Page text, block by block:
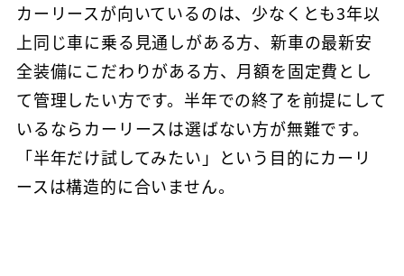
カーリースが向いているのは、少なくとも3年以
上同じ車に乗る見通しがある方、新車の最新安
全装備にこだわりがある方、月額を固定費とし
て管理したい方です。半年での終了を前提にして
いるならカーリースは選ばない方が無難です。
「半年だけ試してみたい」という目的にカーリ
ースは構造的に合いません。